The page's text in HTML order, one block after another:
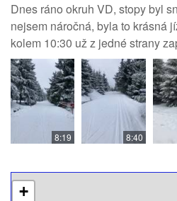
Dnes ráno okruh VD, stopy byl
nejsem náročná, byla to krásná
kolem 10:30 už z jedné strany
8:19 8:40
+